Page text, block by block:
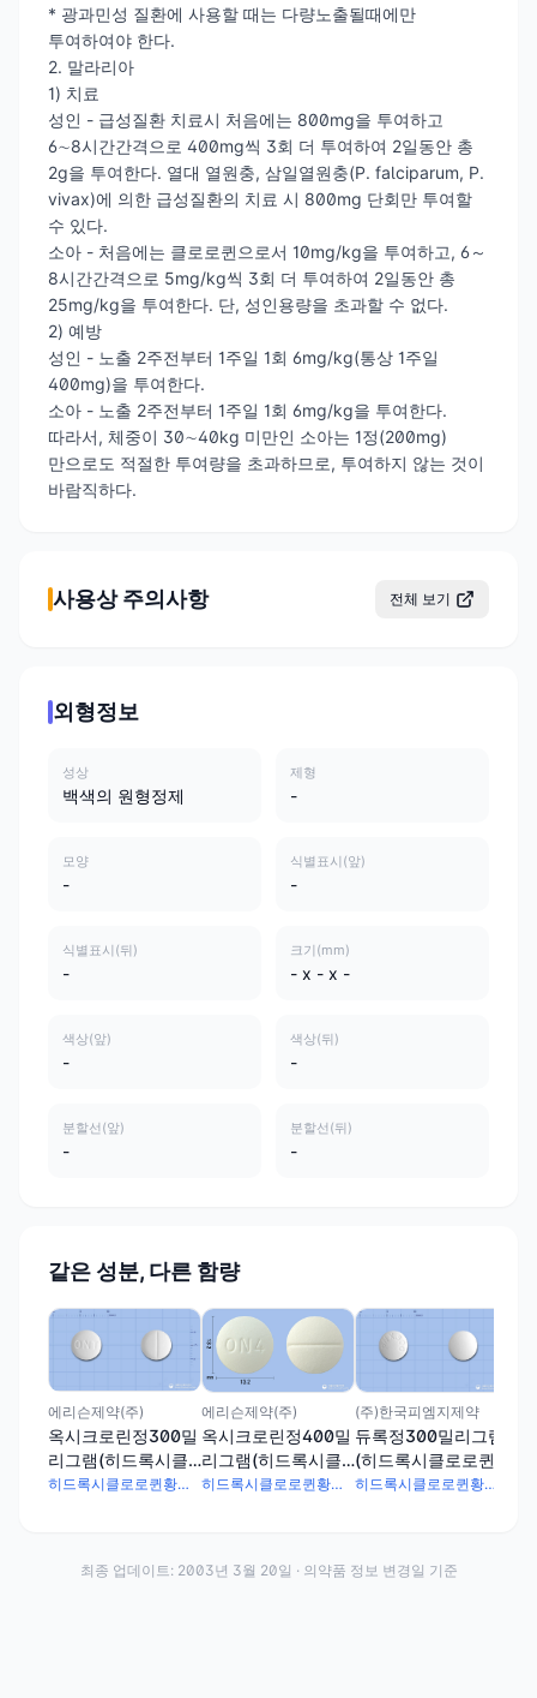
* 광과민성 질환에 사용할 때는 다량노출될때에만
투여하여야 한다.
2. 말라리아
1) 치료
성인 - 급성질환 치료시 처음에는 800mg을 투여하고
6∼8시간간격으로 400mg씩 3회 더 투여하여 2일동안 총
2g을 투여한다. 열대 열원충, 삼일열원충(P. falciparum, P.
vivax)에 의한 급성질환의 치료 시 800mg 단회만 투여할
수 있다.
소아 - 처음에는 클로로퀸으로서 10mg/kg을 투여하고, 6～
8시간간격으로 5mg/kg씩 3회 더 투여하여 2일동안 총
25mg/kg을 투여한다. 단, 성인용량을 초과할 수 없다.
2) 예방
성인 - 노출 2주전부터 1주일 1회 6mg/kg(통상 1주일
400mg)을 투여한다.
소아 - 노출 2주전부터 1주일 1회 6mg/kg을 투여한다.
따라서, 체중이 30∼40kg 미만인 소아는 1정(200mg)
만으로도 적절한 투여량을 초과하므로, 투여하지 않는 것이
바람직하다.
사용상 주의사항 전체 보기
외형정보
성상
백색의 원형정제
제형
-
모양
-
식별표시(앞)
-
식별표시(뒤)
-
크기(mm)
- x - x -
색상(앞)
-
색상(뒤)
-
분할선(앞)
-
분할선(뒤)
-
같은 성분, 다른 함량
에리슨제약(주)
옥시크로린정300밀
리그램(히드록시클
로로퀸황산염)
히드록시클로로퀸황산염 300mg
에리슨제약(주)
옥시크로린정400밀
리그램(히드록시클
로로퀸황산염)
히드록시클로로퀸황산염 400mg
(주)한국피엠지제약
듀록정300밀리그램
(히드록시클로로퀸
황산염)
히드록시클로로퀸황산염 300mg
최종 업데이트: 2003년 3월 20일 · 의약품 정보 변경일 기준